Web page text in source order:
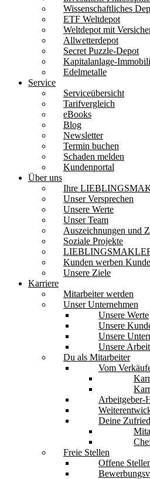
Wissenschaftliches
ETF Weltdepot
Weltdepot mit
Allwetterdepot
Secret Puzzle-Depot
Kapitalanlage-
Edelmetalle
Service
Serviceübersicht
Tarifvergleich
eBooks
Blog
Newsletter
Termin buchen
Schaden melden
Kundenportal
Über uns
Ihre
Unser Versprechen
Unsere Werte
Unser Team
Auszeichnungen und
Soziale Projekte
Kunden werben
Unsere Ziele
Karriere
Mitarbeiter werden
Unser Unternehmen
Unsere Werte
Unsere
Unsere
Unsere
Du als Mitarbeiter
Vom
Arbeitgeber-
Deine
Freie Stellen
Offene